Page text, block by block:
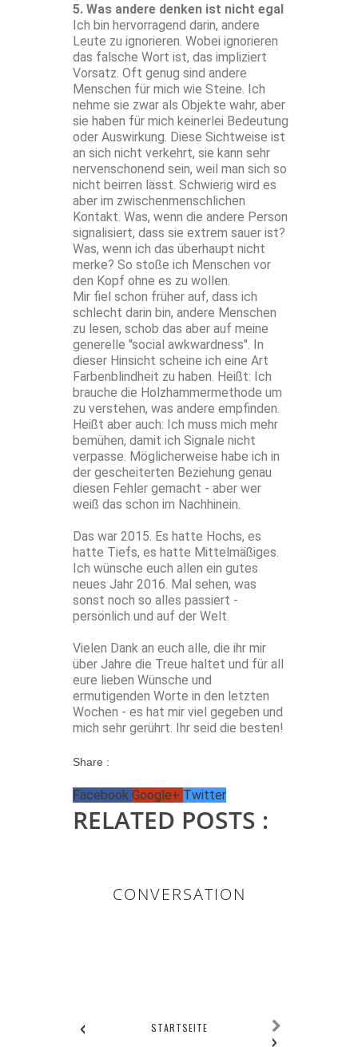
5. Was andere denken ist nicht egal
Ich bin hervorragend darin, andere
Leute zu ignorieren. Wobei ignorieren
das falsche Wort ist, das impliziert
Vorsatz. Oft genug sind andere
Menschen für mich wie Steine. Ich
nehme sie zwar als Objekte wahr, aber
sie haben für mich keinerlei Bedeutung
oder Auswirkung. Diese Sichtweise ist
an sich nicht verkehrt, sie kann sehr
nervenschonend sein, weil man sich so
nicht beirren lässt. Schwierig wird es
aber im zwischenmenschlichen
Kontakt. Was, wenn die andere Person
signalisiert, dass sie extrem sauer ist?
Was, wenn ich das überhaupt nicht
merke? So stoße ich Menschen vor
den Kopf ohne es zu wollen.
Mir fiel schon früher auf, dass ich
schlecht darin bin, andere Menschen
zu lesen, schob das aber auf meine
generelle "social awkwardness". In
dieser Hinsicht scheine ich eine Art
Farbenblindheit zu haben. Heißt: Ich
brauche die Holzhammermethode um
zu verstehen, was andere empfinden.
Heißt aber auch: Ich muss mich mehr
bemühen, damit ich Signale nicht
verpasse. Möglicherweise habe ich in
der gescheiterten Beziehung genau
diesen Fehler gemacht - aber wer
weiß das schon im Nachhinein.
Das war 2015. Es hatte Hochs, es
hatte Tiefs, es hatte Mittelmäßiges.
Ich wünsche euch allen ein gutes
neues Jahr 2016. Mal sehen, was
sonst noch so alles passiert -
persönlich und auf der Welt.
Vielen Dank an euch alle, die ihr mir
über Jahre die Treue haltet und für all
eure lieben Wünsche und
ermutigenden Worte in den letzten
Wochen - es hat mir viel gegeben und
mich sehr gerührt. Ihr seid die besten!
Share :
Facebook Google+ Twitter
RELATED POSTS :
CONVERSATION
‹ ›
STARTSEITE